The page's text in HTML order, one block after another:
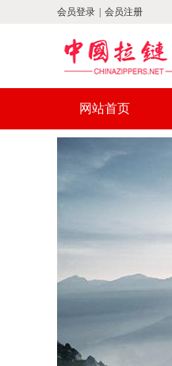
会员登录 会员注册
网站首页